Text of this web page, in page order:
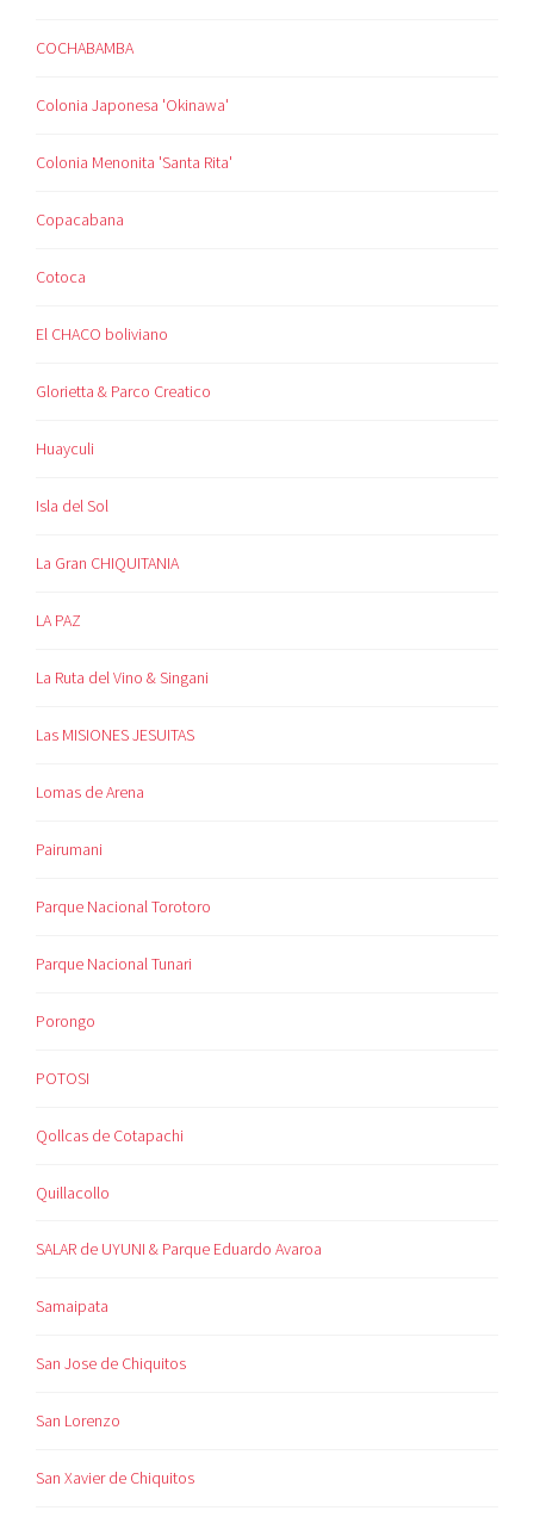
COCHABAMBA
Colonia Japonesa 'Okinawa'
Colonia Menonita 'Santa Rita'
Copacabana
Cotoca
El CHACO boliviano
Glorietta & Parco Creatico
Huayculi
Isla del Sol
La Gran CHIQUITANIA
LA PAZ
La Ruta del Vino & Singani
Las MISIONES JESUITAS
Lomas de Arena
Pairumani
Parque Nacional Torotoro
Parque Nacional Tunari
Porongo
POTOSI
Qollcas de Cotapachi
Quillacollo
SALAR de UYUNI & Parque Eduardo Avaroa
Samaipata
San Jose de Chiquitos
San Lorenzo
San Xavier de Chiquitos